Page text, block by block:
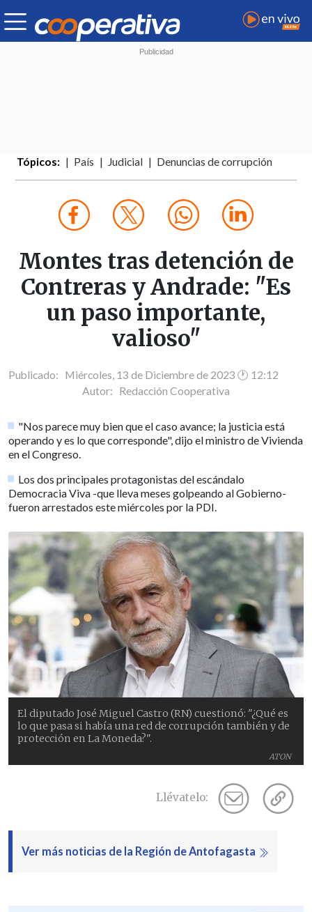
Tópicos: País Judicial Denuncias de corrupción
Montes tras detención de
Contreras y Andrade: "Es
un paso importante,
valioso"
Publicado: Miércoles, 13 de Diciembre de 2023 🕐 12:12
Autor: Redacción Cooperativa
"Nos parece muy bien que el caso avance; la justicia está
operando y es lo que corresponde", dijo el ministro de Vivienda
en el Congreso.
Los dos principales protagonistas del escándalo
Democracia Viva -que lleva meses golpeando al Gobierno-
fueron arrestados este miércoles por la PDI.
ATON
El diputado José Miguel Castro (RN) cuestionó: "¿Qué es
lo que pasa si había una red de corrupción también y de
protección en La Moneda?".
Llévatelo:
Ver más noticias de la Región de Antofagasta